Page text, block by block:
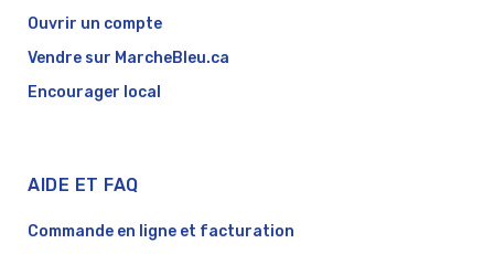
Ouvrir un compte
Vendre sur MarcheBleu.ca
Encourager local
AIDE ET FAQ
Commande en ligne et facturation